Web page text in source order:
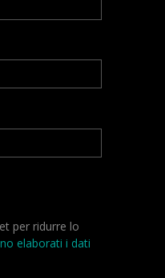
per ridurre lo
elaborati i dati